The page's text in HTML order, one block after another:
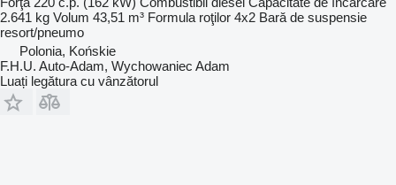
2.641 kg Volum 43,51 m³ Formula roţilor 4x2 Bară de suspensie
resort/pneumo
Polonia, Końskie
F.H.U. Auto-Adam, Wychowaniec Adam
Luați legătura cu vânzătorul